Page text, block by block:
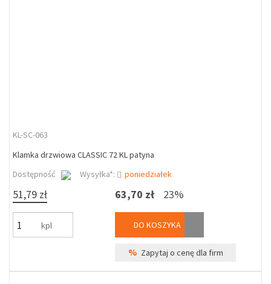
KL-SC-063
Klamka drzwiowa CLASSIC 72 KL patyna
Dostępność
Wysyłka*: poniedziałek
51,79 zł
kpl
63,70 zł 23%
DO KOSZYKA
% Zapytaj o cenę dla firm